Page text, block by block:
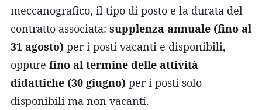
meccanografico, il tipo di posto e la durata del
contratto associata: supplenza annuale (fino al
31 agosto) per i posti vacanti e disponibili,
oppure fino al termine delle attività
didattiche (30 giugno) per i posti solo
disponibili ma non vacanti.